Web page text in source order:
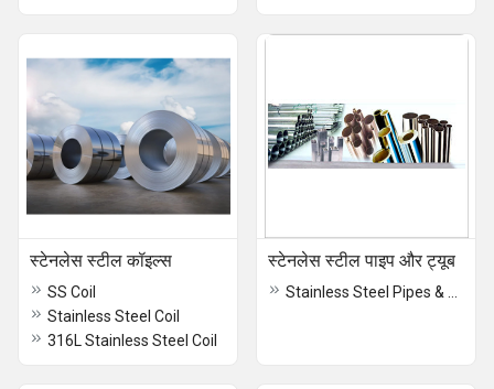
स्टेनलेस स्टील कॉइल्स
SS Coil
Stainless Steel Coil
316L Stainless Steel Coil
स्टेनलेस स्टील पाइप और ट्यूब